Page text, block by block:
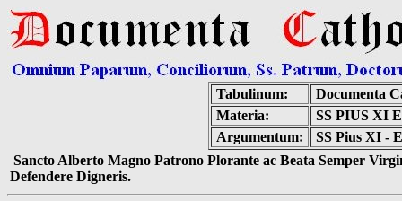
Tabulinum:
Documenta
Materia:
SS PIUS XI
Argumentum:
SS Pius XI -
Sancto Alberto Magno Patrono Plorante ac Beata Semper
Defendere Digneris.